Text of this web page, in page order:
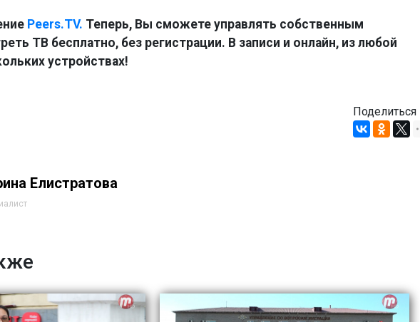
Peers.TV. Теперь, Вы сможете управлять собственным
ТВ бесплатно, без регистрации. В записи и онлайн, из любой
устройствах!
Поделиться
Елистратова